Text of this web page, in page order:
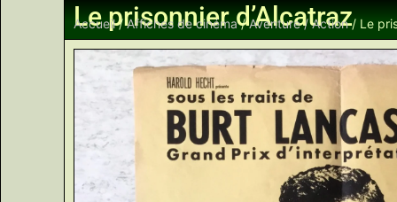
Le prisonnier d’Alcatraz
Accueil/Affiches de cinéma/Aventure / Action/ Le